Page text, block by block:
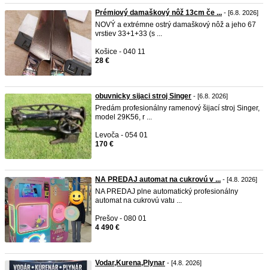
Prémiový damaškový nôž 13cm če ... - [6.8. 2026]
NOVÝ a extrémne ostrý damaškový nôž a jeho 67
vrstiev 33+1+33 (s ...
Košice - 040 11
28 €
obuvnicky sijaci stroj Singer - [6.8. 2026]
Predám profesionálny ramenový šijací stroj Singer,
model 29K56, r ...
Levoča - 054 01
170 €
NA PREDAJ automat na cukrovú v ... - [4.8. 2026]
NA PREDAJ plne automatický profesionálny
automat na cukrovú vatu ...
Prešov - 080 01
4 490 €
Vodar,Kurena,Plynar - [4.8. 2026]